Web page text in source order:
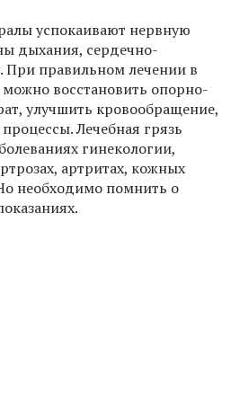
успокаивают нервную
дыхания, сердечно-
При правильном лечении в
можно восстановить опорно-
улучшить кровообращение,
Лечебная грязь
гинекологии,
артритах, кожных
необходимо помнить о